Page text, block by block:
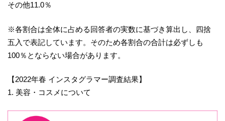
その他11.0％
※各割合は全体に占める回答者の実数に基づき算出し、四捨
五入で表記しています。そのため各割合の合計は必ずしも
100％とならない場合があります。
【2022年春 インスタグラマー調査結果】
1. 美容・コスメについて